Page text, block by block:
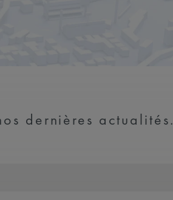
dernières actualités.